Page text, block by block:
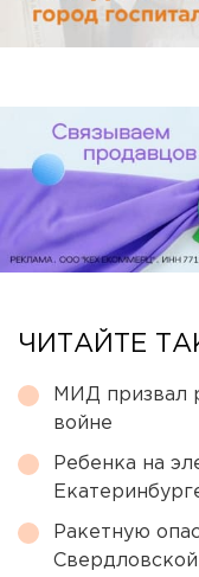
ЧИТАЙТЕ
МИД призвал
войне
Ребенка на
Ракетную
Свердловской